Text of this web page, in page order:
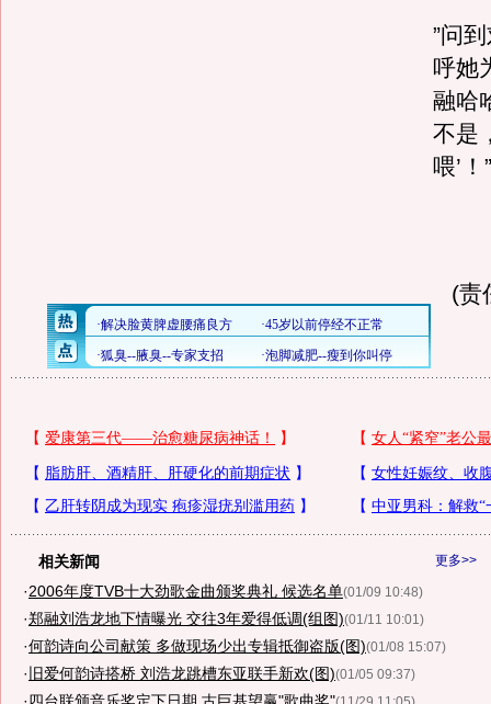
”问
呼她
融哈
不是
喂’！”
(责
更多>>
相关新闻
·2006年度TVB十大劲歌金曲颁奖典礼 候选名单(01/09 10:48)
·郑融刘浩龙地下情曝光 交往3年爱得低调(组图)(01/11 10:01)
·何韵诗向公司献策 多做现场少出专辑抵御盗版(图)(01/08 15:07)
· 旧爱何韵诗搭桥 刘浩龙跳槽东亚联手新欢(图)(01/05 09:37)